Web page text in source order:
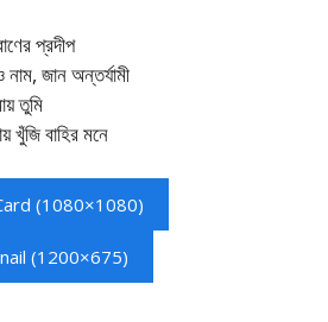
প্রদীপ
জান অন্তর্যামী
তুমি
খুঁজি বাহির মনে
(1080×1080)
(1200×675)